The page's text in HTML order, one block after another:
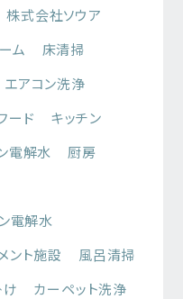
株式会社ソウア
ム
床清掃
エアコン洗浄
ード
キッチン
電解水
厨房
電解水
ント施設
風呂清掃
け
カーペット洗浄